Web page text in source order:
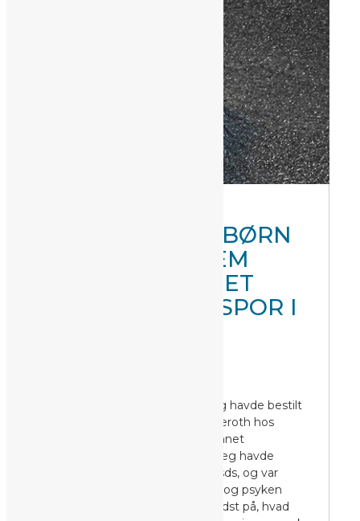
MÆLKEBØTTEBØRN
SPIRER GENNEM
ASFALT – OG DET
SÆTTER SINE SPOR I
Det var en dag i maj i 2013. Jeg havde bestilt
en prøvetime hos Michael Etzeroth hos
BodyRestart. Michael er uddannet
kropsterapeut ved Body-sds. Jeg havde
engang læst noget om body-sds, og var
nysgerrig på hvordan kroppen og psyken
hænger sammen, og ikke mindst på, hvad